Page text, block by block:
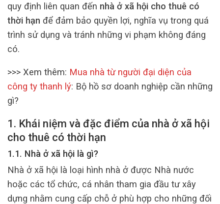
quy định liên quan đến nhà ở xã hội cho thuê có
thời hạn để đảm bảo quyền lợi, nghĩa vụ trong quá
trình sử dụng và tránh những vi phạm không đáng
có.
>>> Xem thêm: Mua nhà từ người đại diện của
công ty thanh lý: Bộ hồ sơ doanh nghiệp cần những
gì?
1. Khái niệm và đặc điểm của nhà ở xã hội
cho thuê có thời hạn
1.1. Nhà ở xã hội là gì?
Nhà ở xã hội là loại hình nhà ở được Nhà nước
hoặc các tổ chức, cá nhân tham gia đầu tư xây
dựng nhằm cung cấp chỗ ở phù hợp cho những đối